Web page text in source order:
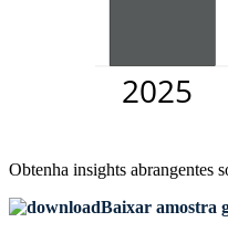
Obtenha insights abrangentes
Baixar amostra